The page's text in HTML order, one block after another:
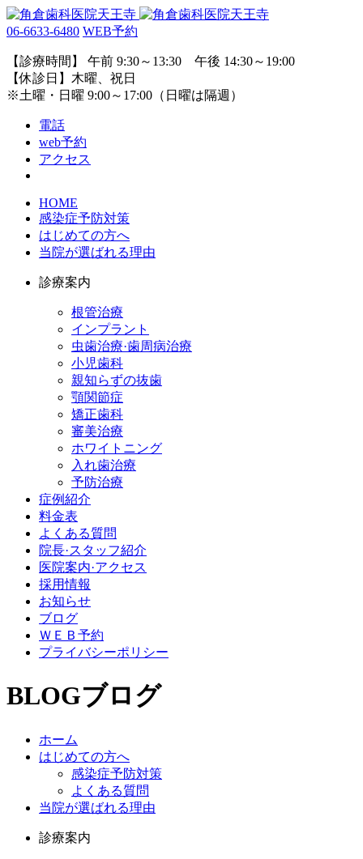
06-6633-6480 WEB予約
【診療時間】 午前 9:30～13:30 午後 14:30～19:00
【休診日】木曜、祝日
※土曜・日曜 9:00～17:00（日曜は隔週）
電話
web予約
アクセス
HOME
感染症予防対策
はじめての方へ
当院が選ばれる理由
診療案内
根管治療
インプラント
虫歯治療·歯周病治療
小児歯科
親知らずの抜歯
顎関節症
矯正歯科
審美治療
ホワイトニング
入れ歯治療
予防治療
症例紹介
料金表
よくある質問
院長·スタッフ紹介
医院案内·アクセス
採用情報
お知らせ
ブログ
ＷＥＢ予約
プライバシーポリシー
BLOGブログ
ホーム
はじめての方へ
感染症予防対策
よくある質問
当院が選ばれる理由
診療案内